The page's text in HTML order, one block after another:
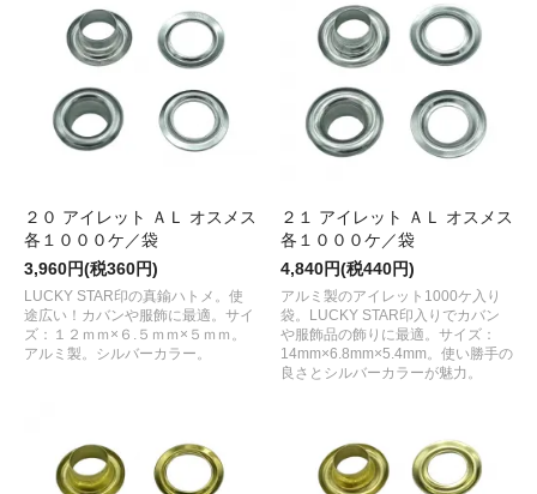
２０ アイレット ＡＬ オスメス
各１０００ケ／袋
3,960円(税360円)
LUCKY STAR印の真鍮ハトメ。使
途広い！カバンや服飾に最適。サイ
ズ：１２ｍｍ×６.５ｍｍ×５ｍｍ。
アルミ製。シルバーカラー。
２１ アイレット ＡＬ オスメス
各１０００ケ／袋
4,840円(税440円)
アルミ製のアイレット1000ケ入り
袋。LUCKY STAR印入りでカバン
や服飾品の飾りに最適。サイズ：
14mm×6.8mm×5.4mm。使い勝手の
良さとシルバーカラーが魅力。